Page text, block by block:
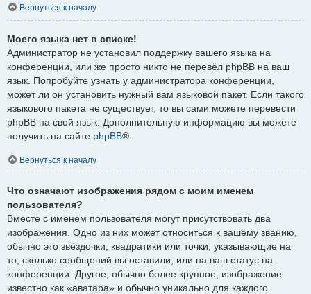
Вернуться к началу
Моего языка нет в списке!
Администратор не установил поддержку вашего языка на
конференции, или же просто никто не перевёл phpBB на ваш
язык. Попробуйте узнать у администратора конференции,
может ли он установить нужный вам языковой пакет. Если такого
языкового пакета не существует, то вы сами можете перевести
phpBB на свой язык. Дополнительную информацию вы можете
получить на сайте phpBB®.
Вернуться к началу
Что означают изображения рядом с моим именем
пользователя?
Вместе с именем пользователя могут присутствовать два
изображения. Одно из них может относиться к вашему званию,
обычно это звёздочки, квадратики или точки, указывающие на
то, сколько сообщений вы оставили, или на ваш статус на
конференции. Другое, обычно более крупное, изображение
известно как «аватара» и обычно уникально для каждого